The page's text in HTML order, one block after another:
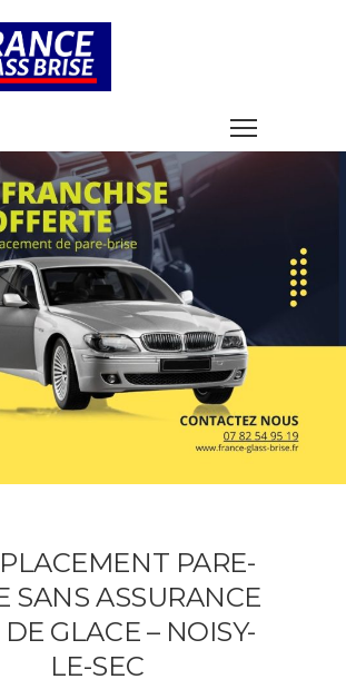
PARE-
SANS ASSURANCE
DE GLACE – NOISY-
LE-SEC